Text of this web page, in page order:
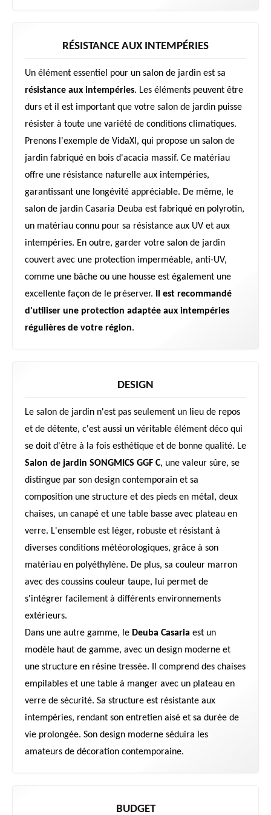
RÉSISTANCE AUX INTEMPÉRIES
Un élément essentiel pour un salon de jardin est sa
résistance aux intempéries. Les éléments peuvent être
durs et il est important que votre salon de jardin puisse
résister à toute une variété de conditions climatiques.
Prenons l'exemple de VidaXl, qui propose un salon de
jardin fabriqué en bois d'acacia massif. Ce matériau
offre une résistance naturelle aux intempéries,
garantissant une longévité appréciable. De même, le
salon de jardin Casaria Deuba est fabriqué en polyrotin,
un matériau connu pour sa résistance aux UV et aux
intempéries. En outre, garder votre salon de jardin
couvert avec une protection imperméable, anti-UV,
comme une bâche ou une housse est également une
excellente façon de le préserver.
Il est recommandé
d'utiliser une protection adaptée aux intempéries
régulières de votre région.
DESIGN
Le salon de jardin n'est pas seulement un lieu de repos
et de détente, c'est aussi un véritable élément déco qui
se doit d'être à la fois esthétique et de bonne qualité. Le
Salon de jardin SONGMICS GGF C, une valeur sûre, se
distingue par son design contemporain et sa
composition une structure et des pieds en métal, deux
chaises, un canapé et une table basse avec plateau en
verre. L'ensemble est léger, robuste et résistant à
diverses conditions météorologiques, grâce à son
matériau en polyéthylène. De plus, sa couleur marron
avec des coussins couleur taupe, lui permet de
s'intégrer facilement à différents environnements
extérieurs.
Dans une autre gamme, le Deuba Casaria est un
modèle haut de gamme, avec un design moderne et
une structure en résine tressée. Il comprend des chaises
empilables et une table à manger avec un plateau en
verre de sécurité. Sa structure est résistante aux
intempéries, rendant son entretien aisé et sa durée de
vie prolongée. Son design moderne séduira les
amateurs de décoration contemporaine.
BUDGET